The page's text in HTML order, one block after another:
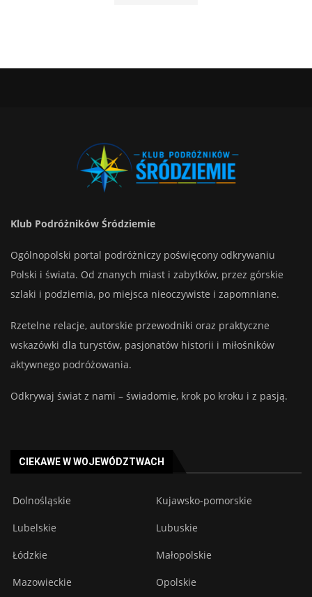
Klub Podróżników Śródziemie
Ogólnopolski portal podróżniczy poświęcony odkrywaniu
Polski i świata. Od znanych miast i zabytków, przez górskie
szlaki i podziemia, po miejsca nieoczywiste i zapomniane.
Rzetelne relacje, autorskie przewodniki oraz praktyczne
wskazówki dla turystów, pasjonatów historii i miłośników
aktywnego podróżowania.
Odkrywaj świat z nami – świadomie, krok po kroku i z pasją.
CIEKAWE W WOJEWÓDZTWACH
Dolnośląskie Kujawsko-pomorskie
Lubelskie Lubuskie
Łódzkie Małopolskie
Mazowieckie Opolskie